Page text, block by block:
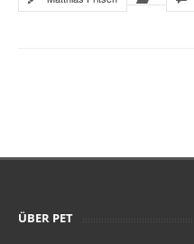
ÜBER PET